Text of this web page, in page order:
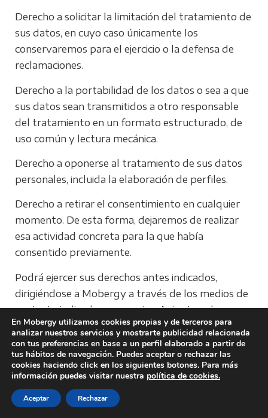
Derecho a solicitar la limitación del tratamiento de
sus datos, en cuyo caso únicamente los
conservaremos para el ejercicio o la defensa de
reclamaciones.
Derecho a la portabilidad de los datos o sea a que
sus datos sean transmitidos a otro responsable
del tratamiento en un formato estructurado, de
uso común y lectura mecánica.
Derecho a oponerse al tratamiento de sus datos
personales, incluida la elaboración de perfiles.
Derecho a retirar el consentimiento en cualquier
momento. De esta forma, dejaremos de realizar
esa actividad concreta para la que había
consentido previamente.
Podrá ejercer sus derechos antes indicados,
dirigiéndose a Mobergy a través de los medios de
contacto indicados en nuestro Aviso Legal.
También tendrá derecho a presentar una
reclamación ante la Agencia Española de
Protección de Datos (www.aepd.es)
Modificación
Nos reservamos el derecho a modificar la
En Mobergy utilizamos cookies propias y de terceros para
analizar nuestros servicios y mostrarte publicidad relacionada
con tus preferencias en base a un perfil elaborado a partir de
tus hábitos de navegación. Puedes aceptar o rechazar las
cookies haciendo click en los siguientes botones. Para más
información puedes visitar nuestra política de cookies.
Aceptar Rechazar